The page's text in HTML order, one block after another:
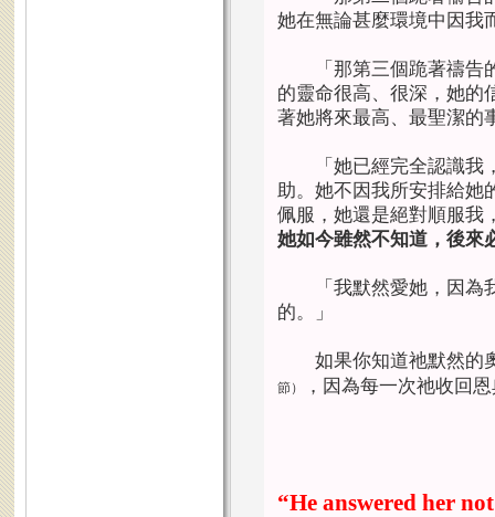
她在無論甚麼環境中因我
「那第三個跪著禱告的
的靈命很高、很深，她的
著她將來最高、最聖潔的
「她已經完全認識我，
助。她不因我所安排給她
佩服，她還是絕對順服我
她如今雖然不知道，後來
「我默然愛她，因為我
的。」
如果你知道祂默然的奧
節） ，因為每一次祂收回
“He answered her